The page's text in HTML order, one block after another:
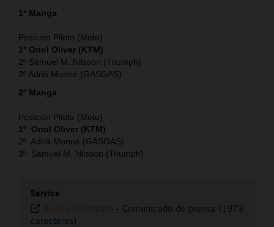
1ª Manga
Posición Piloto (Moto)
1º Oriol Oliver (KTM)
2º Samuel M. Nilsson (Triumph)
3º Adrià Monné (GASGAS)
2ª Manga
Posición Piloto (Moto)
1º Oriol Oliver (KTM)
2º Adrià Monné (GASGAS)
3º Samuel M. Nilsson (Triumph)
Service
Texto sin formato - Comunicado de prensa (1973
caracteres)